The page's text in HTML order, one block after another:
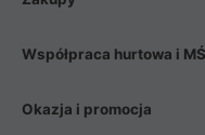
Współpraca hurtowa i
Okazja i promocja